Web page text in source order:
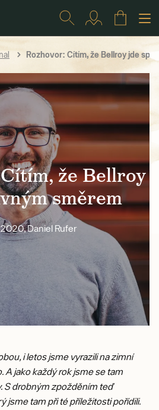
Rozhovor: Cítím, že Bellroy jde
že Bellroy
směrem
Daniel Rufer
i letos jsme vyrazili na zimní
A jako každý rok jsme se tam
S drobným zpožděním teď
jsme tam při té příležitosti pořídili.